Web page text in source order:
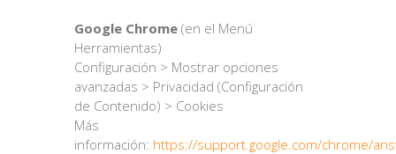
Google Chrome (en el Menú
Herramientas)
Configuración > Mostrar opciones
avanzadas > Privacidad (Configuración
de Contenido) > Cookies
Más
información: https://support.google.com/chrome/